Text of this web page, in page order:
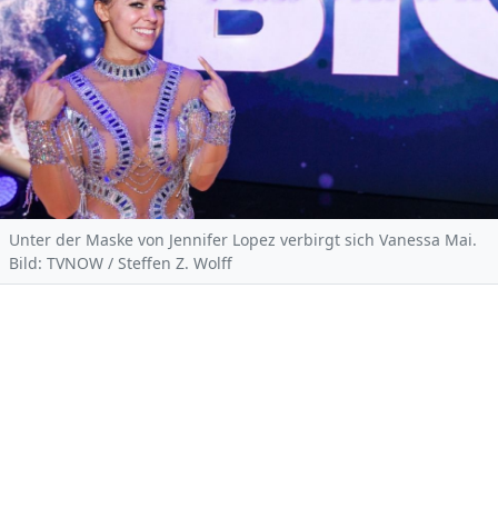
Unter der Maske von Jennifer Lopez verbirgt sich Vanessa Mai.
Bild: TVNOW / Steffen Z. Wolff